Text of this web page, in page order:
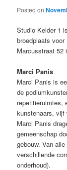
Posted on
Studio Kelder 1
broedplaats
Marcusstraat 52
Marci Panis
Marci Panis is
de
repetitieruimtes,
kunstenaars, vijf
Marci Panis
gemeenschap
gebouw. Van
verschillende
onderhoud).